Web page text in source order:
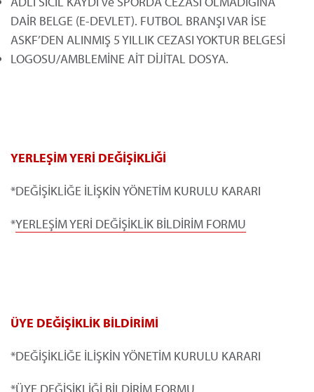
DAİR BELGE (E-DEVLET). FUTBOL BRANŞI VAR İSE
ASKF’DEN ALINMIŞ 5 YILLIK CEZASI YOKTUR BELGESİ
LOGOSU/AMBLEMİNE AİT DİJİTAL DOSYA.
YERLEŞİM YERİ DEĞİŞİKLİĞİ
*DEĞİŞİKLİĞE İLİŞKİN YÖNETİM KURULU KARARI
*YERLEŞİM YERİ DEĞİŞİKLİK BİLDİRİM FORMU
ÜYE DEĞİŞİKLİK BİLDİRİMİ
*DEĞİŞİKLİĞE İLİŞKİN YÖNETİM KURULU KARARI
*ÜYE DEĞİŞİKLİĞİ BİLDİRİM FORMU